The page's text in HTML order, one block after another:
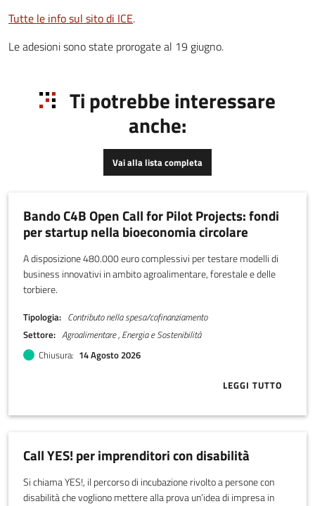
Tutte le info sul sito di ICE.
Le adesioni sono state prorogate al 19 giugno.
Ti potrebbe interessare
anche:
Vai alla lista completa
Bando C4B Open Call for Pilot Projects: fondi
per startup nella bioeconomia circolare
A disposizione 480.000 euro complessivi per testare modelli di
business innovativi in ambito agroalimentare, forestale e delle
torbiere.
Tipologia
Contributo nella spesa/cofinanziamento
Settore
Agroalimentare , Energia e Sostenibilità
Chiusura 14 Agosto 2026
LEGGI TUTTO
ABOUT
Call YES! per imprenditori con disabilità
Si chiama YES!, il percorso di incubazione rivolto a persone con
disabilità che vogliono mettere alla prova un’idea di impresa in